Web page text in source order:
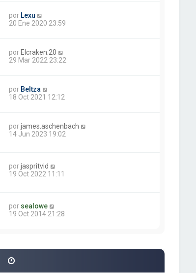
por Lexu
20 Ene 2020 23:59
por Elcraken.20
29 Mar 2022 23:22
por Beltza
18 Oct 2021 12:12
porjames.aschenbach
14 Jun 2023 19:02
porjaspritvid
19 Oct 2022 11:11
por sealowe
19 Oct 2014 21:28